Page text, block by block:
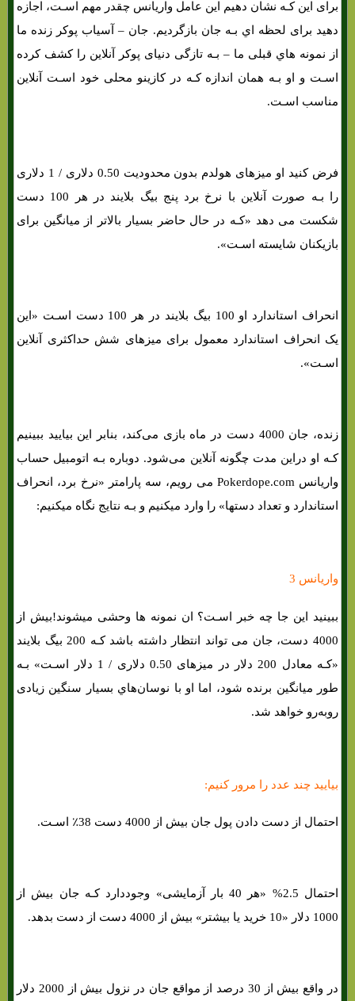
برای این کـه نشان دهیم این عامل واریانس چقدر مهم اسـت، اجازه
دهید برای لحظه اي بـه جان بازگردیم. جان – آسیاب پوکر زنده ما
از نمونه هاي‌ قبلی ما – بـه تازگی دنیای پوکر آنلاین را کشف کرده
اسـت و او بـه همان اندازه کـه در کازینو محلی خود اسـت آنلاین
مناسب اسـت.
فرض کنید او میزهای هولدم بدون محدودیت 0.50 دلاری / 1 دلاری
را بـه صورت آنلاین با نرخ برد پنج بیگ بلایند در هر 100 دست
شکست می دهد «کـه در حال حاضر بسیار بالاتر از میانگین برای
بازیکنان شایسته اسـت».
انحراف استاندارد او 100 بیگ بلایند در هر 100 دست اسـت «این
یک انحراف استاندارد معمول برای میزهای شش حداکثری آنلاین
اسـت».
زنده، جان 4000 دست در ماه بازی می‌کند، بنابر این بیایید ببینیم
کـه او دراین مدت چگونه آنلاین می‌شود. دوباره بـه اتومبیل حساب
واریانس Pokerdope.com می رویم، سه پارامتر «نرخ برد، انحراف
استاندارد و تعداد دستها» را وارد میکنیم و بـه نتایج نگاه میکنیم:
واریانس 3
ببینید این جا چه خبر اسـت؟ ان نمونه ها وحشی میشوند!بیش از
4000 دست، جان می تواند انتظار داشته باشد کـه 200 بیگ بلایند
«کـه معادل 200 دلار در میزهای 0.50 دلاری / 1 دلار اسـت» بـه
طور میانگین برنده شود، اما او با نوسان‌هاي‌ بسیار سنگین زیادی
روبه‌رو خواهد شد.
بیایید چند عدد را مرور کنیم:
احتمال از دست دادن پول جان بیش از 4000 دست 38٪ اسـت.
احتمال 2.5% «هر 40 بار آزمایشی» وجوددارد کـه جان بیش از
1000 دلار «10 خرید یا بیشتر» بیش از 4000 دست از دست بدهد.
در واقع بیش از 30 درصد از مواقع جان در نزول بیش از 2000 دلار